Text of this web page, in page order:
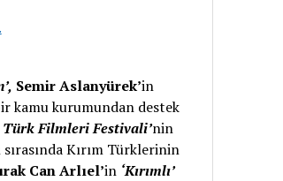
Semir Aslanyürek’in
kamu kurumundan destek
Filmleri Festivali’nin
Kırım Türklerinin
Can Arlıel’in ‘Kırımlı’